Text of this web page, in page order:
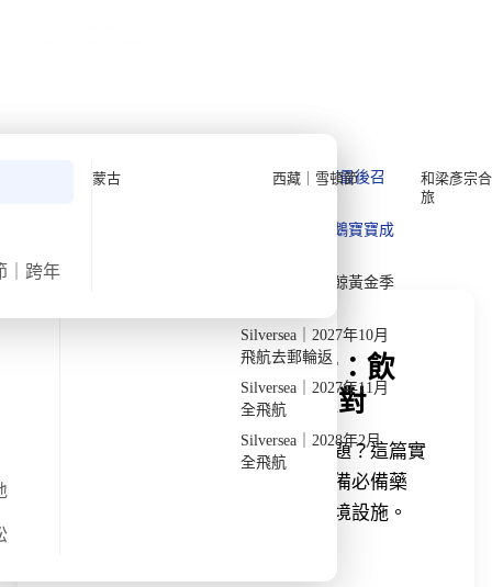
Quark 極地探險先鋒
Quark｜11月初最後召
Quark｜1月企鵝寶寶成
Quark｜3月觀鯨黃金季
Silversea｜2027年10月
飛航去郵輪返
Silversea｜2027年11月
全飛航
Silversea｜2028年2月
全飛航
和梁彥宗
旅
｜跨年
蒙古 西藏｜雪頓節
首頁 深度閱讀 蒙古
深度閱讀
蒙古旅遊衛生安全解析：飲
水、飲食與環境設施應對
擔心蒙古旅遊的水土不服與衛生問題？這篇實
戰手冊教您如何正確處理水源、準備必備藥
物，並教您如何從容應對草原的環境設施。